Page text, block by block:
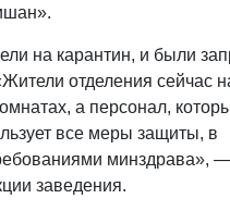
на карантин, и были
отделения сейчас
а персонал,
все меры защиты, в
минздрава»,
заведения.